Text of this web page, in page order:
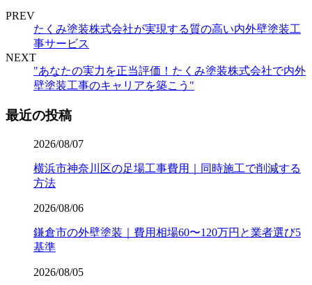
PREV
たくみ塗装株式会社が実現する質の高い内外壁塗装工
事サービス
NEXT
"あなたの実力を正当評価！たくみ塗装株式会社で内外
壁塗装工事のキャリアを築こう"
最近の投稿
2026/08/07
横浜市神奈川区の足場工事費用｜同時施工で削減する
方法
2026/08/06
鎌倉市の外壁塗装｜費用相場60〜120万円と業者選び5
基準
2026/08/05